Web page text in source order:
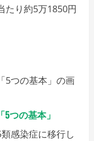
たり約5万1850円
5つの基本」の画
つの基本」
感染症に移行し